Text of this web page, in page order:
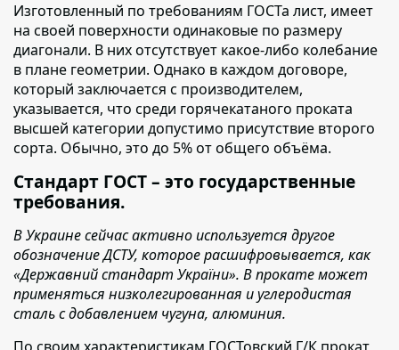
Изготовленный по требованиям ГОСТа лист, имеет
на своей поверхности одинаковые по размеру
диагонали. В них отсутствует какое-либо колебание
в плане геометрии. Однако в каждом договоре,
который заключается с производителем,
указывается, что среди горячекатаного проката
высшей категории допустимо присутствие второго
сорта. Обычно, это до 5% от общего объёма.
Стандарт ГОСТ – это государственные
требования.
В Украине сейчас активно используется другое
обозначение ДСТУ, которое расшифровывается, как
«Державний стандарт України». В прокате может
применяться низколегированная и углеродистая
сталь с добавлением чугуна, алюминия.